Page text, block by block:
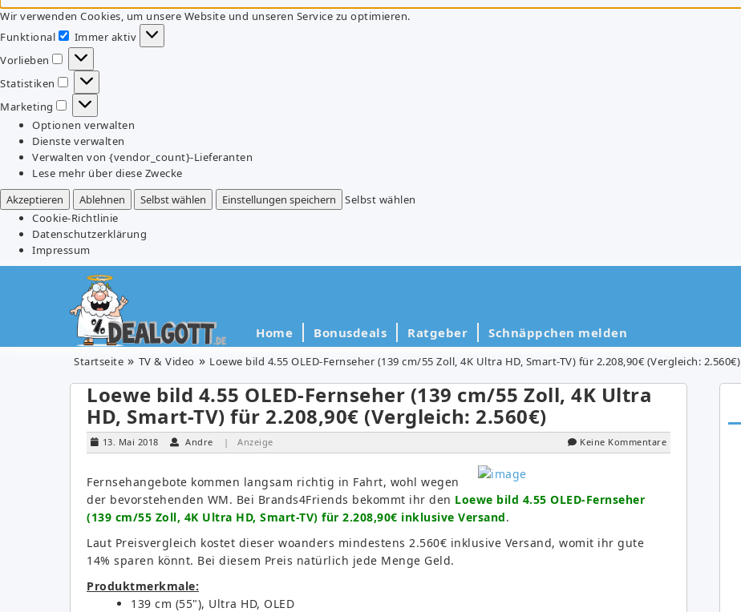
Wir verwenden Cookies, um unsere Website und unseren Service zu optimieren.
Funktional
Funktional
Immer aktiv
Vorlieben
Vorlieben
Statistiken
Statistiken
Marketing
Marketing
Optionen verwalten
Dienste verwalten
Verwalten von {vendor_count}-Lieferanten
Lese mehr über diese Zwecke
Akzeptieren
Ablehnen Selbst wählen Einstellungen speichern
Selbst wählen
Cookie-Richtlinie
Datenschutzerklärung
Impressum
Home Bonusdeals Ratgeber Schnäppchen melden
Startseite TV & Video Loewe bild 4.55 OLED-Fernseher (139 cm/55 Zoll, 4K Ultra HD, Smart-TV) für 2.208,90€ (Vergleich: 2.560€)
Loewe bild 4.55 OLED-Fernseher (139 cm/55 Zoll, 4K Ultra
HD, Smart-TV) für 2.208,90€ (Vergleich: 2.560€)
13. Mai 2018 Andre | Anzeige Keine Kommentare
Fernsehangebote kommen langsam richtig in Fahrt, wohl wegen
der bevorstehenden WM. Bei Brands4Friends bekommt ihr den Loewe bild 4.55 OLED-Fernseher
(139 cm/55 Zoll, 4K Ultra HD, Smart-TV) für 2.208,90€ inklusive Versand.
Laut Preisvergleich kostet dieser woanders mindestens 2.560€ inklusive Versand, womit ihr gute
14% sparen könnt. Bei diesem Preis natürlich jede Menge Geld.
Produktmerkmale:
139 cm (55"), Ultra HD, OLED